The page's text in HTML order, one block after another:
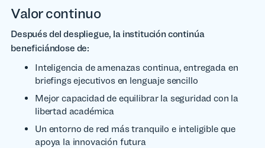
Valor continuo
Después del despliegue, la institución continúa
beneficiándose de:
Inteligencia de amenazas continua, entregada en
briefings ejecutivos en lenguaje sencillo
Mejor capacidad de equilibrar la seguridad con la
libertad académica
Un entorno de red más tranquilo e inteligible que
apoya la innovación futura